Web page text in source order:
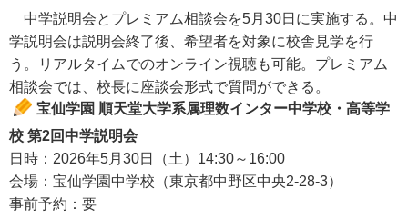
中学説明会とプレミアム相談会を5月30日に実施する。中
学説明会は説明会終了後、希望者を対象に校舎見学を行
う。リアルタイムでのオンライン視聴も可能。プレミアム
相談会では、校長に座談会形式で質問ができる。
宝仙学園 順天堂大学系属理数インター中学校・高等学
校 第2回中学説明会
日時：2026年5月30日（土）14:30～16:00
会場：宝仙学園中学校（東京都中野区中央2-28-3）
事前予約：要